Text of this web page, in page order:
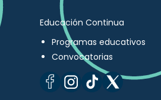
Educación Continua
Programas educativos
Convocatorias